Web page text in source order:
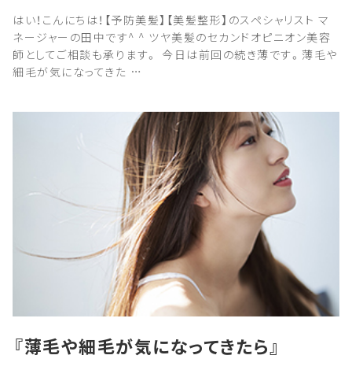
はい！こんにちは！【予防美髪】【美髪整形】のスペシャリスト マ
ネージャーの田中です^ ^ ツヤ美髪のセカンドオピニオン美容
師としてご相談も承ります。 今日は前回の続き薄です。薄毛や
細毛が気になってきた …
『薄毛や細毛が気になってきたら』